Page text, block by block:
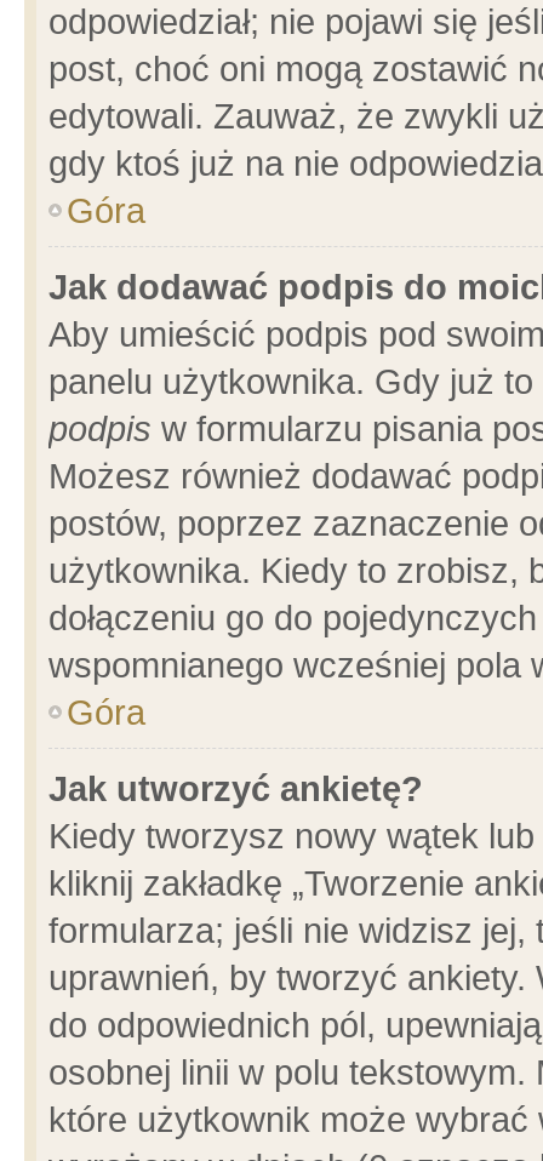
odpowiedział; nie pojawi się
post, choć oni mogą zostawić
edytowali. Zauważ, że zwykli
gdy ktoś już na nie
Góra
Jak dodawać podpis do
Aby umieścić podpis pod
panelu użytkownika. Gdy już
podpis w formularzu pisania
Możesz również dodawać
postów, poprzez zaznaczenie
użytkownika. Kiedy to zrobisz,
dołączeniu go do
wspomnianego wcześniej pola
Góra
Jak utworzyć ankietę?
Kiedy tworzysz nowy wątek
kliknij zakładkę „Tworzenie
formularza; jeśli nie widzisz
uprawnień, by tworzyć ankiety.
do odpowiednich pól,
osobnej linii w polu
które użytkownik może